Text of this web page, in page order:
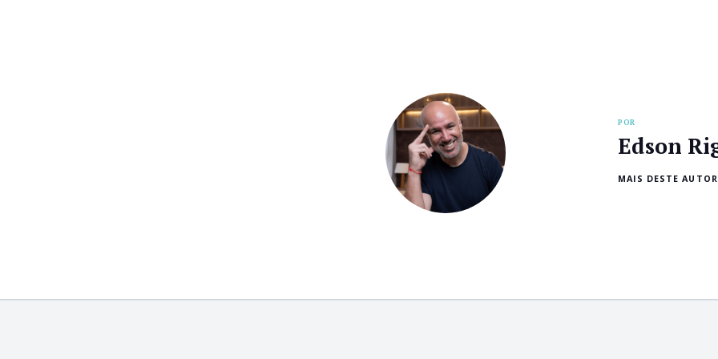
POR
Edson
MAIS DESTE AUTOR